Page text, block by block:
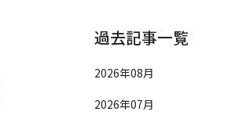
過去記事一覧
2026年08月
2026年07月